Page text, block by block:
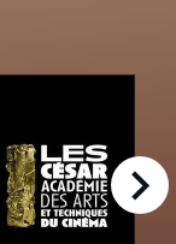
right